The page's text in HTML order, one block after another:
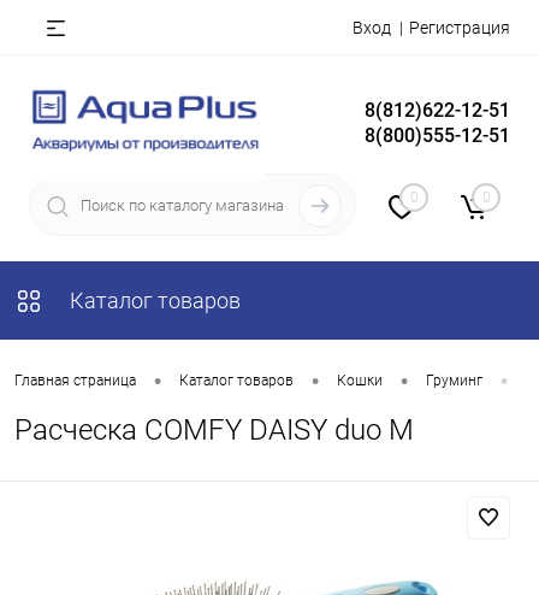
Вход Регистрация
8(812)622-12-51
8(800)555-12-51
0 0
Каталог товаров
Главная страница • Каталог товаров • Кошки • Груминг •
Расческа COMFY DAISY duo M